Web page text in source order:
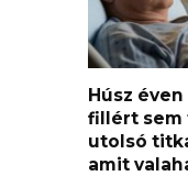
Húsz
fillért sem
utolsó
amit